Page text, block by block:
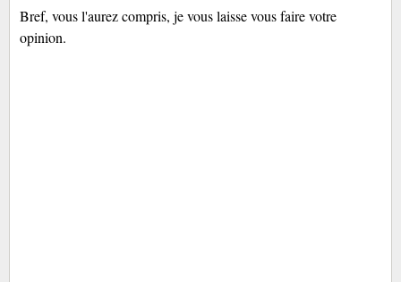
Bref, vous l'aurez compris, je vous laisse vous faire votre
opinion.